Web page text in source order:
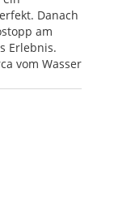
Danach
am
Erlebnis.
vom Wasser